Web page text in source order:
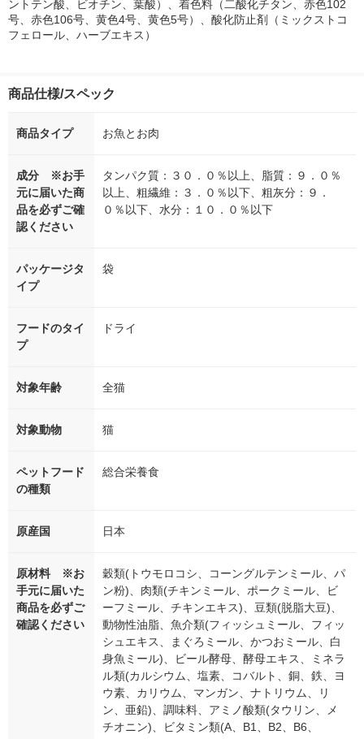
ントテン酸、ビオチン、葉酸）、着色料（二酸化チタン、赤色102
号、赤色106号、黄色4号、黄色5号）、酸化防止剤（ミックストコ
フェロール、ハーブエキス）
商品仕様/スペック
商品タイプ お魚とお肉
成分 ※お手
元に届いた商
品を必ずご確
認ください
タンパク質：３０．０％以上、脂質：９．０％
以上、粗繊維：３．０％以下、粗灰分：９．
０％以下、水分：１０．０％以下
パッケージタ
イプ
袋
フードのタイ
プ
ドライ
対象年齢 全猫
対象動物 猫
ペットフード
の種類
総合栄養食
原産国 日本
原材料 ※お
手元に届いた
商品を必ずご
確認ください
穀類(トウモロコシ、コーングルテンミール、パ
ン粉)、肉類(チキンミール、ポークミール、ビ
ーフミール、チキンエキス)、豆類(脱脂大豆)、
動物性油脂、魚介類(フィッシュミール、フィッ
シュエキス、まぐろミール、かつおミール、白
身魚ミール)、ビール酵母、酵母エキス、ミネラ
ル類(カルシウム、塩素、コバルト、銅、鉄、ヨ
ウ素、カリウム、マンガン、ナトリウム、リ
ン、亜鉛)、調味料、アミノ酸類(タウリン、メ
チオニン)、ビタミン類(A、B1、B2、B6、